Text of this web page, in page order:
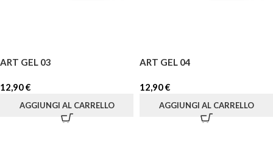
ART GEL 03
12,90€
AGGIUNGI AL CARRELLO
ART GEL 04
12,90€
AGGIUNGI AL CARRELLO